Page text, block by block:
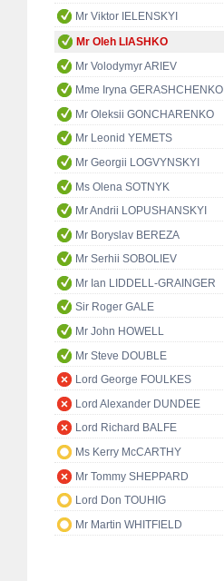
Mr Viktor IELENSKYI
Mr Oleh LIASHKO
Mr Volodymyr ARIEV
Mme Iryna GERASHCHENKO
Mr Oleksii GONCHARENKO
Mr Leonid YEMETS
Mr Georgii LOGVYNSKYI
Ms Olena SOTNYK
Mr Andrii LOPUSHANSKYI
Mr Boryslav BEREZA
Mr Serhii SOBOLIEV
Mr Ian LIDDELL-GRAINGER
Sir Roger GALE
Mr John HOWELL
Mr Steve DOUBLE
Lord George FOULKES
Lord Alexander DUNDEE
Lord Richard BALFE
Ms Kerry McCARTHY
Mr Tommy SHEPPARD
Lord Don TOUHIG
Mr Martin WHITFIELD